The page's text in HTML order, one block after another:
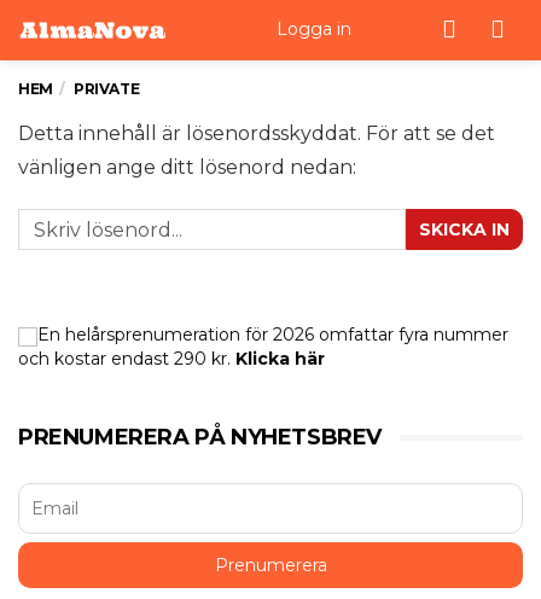
Logga in
HEM PRIVATE
Detta innehåll är lösenordsskyddat. För att se det
vänligen ange ditt lösenord nedan:
SKICKA IN
En helårsprenumeration för 2026 omfattar fyra nummer
och kostar endast 290 kr. Klicka här
PRENUMERERA PÅ NYHETSBREV